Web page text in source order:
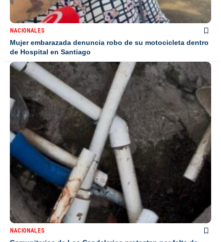
NACIONALES
Mujer embarazada denuncia robo de su motocicleta dentro
de Hospital en Santiago
NACIONALES